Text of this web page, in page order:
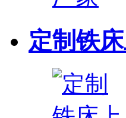
定制铁